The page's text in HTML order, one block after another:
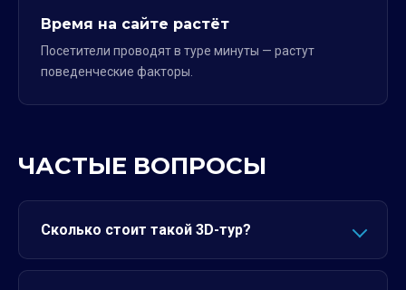
Время на сайте растёт
Посетители проводят в туре минуты — растут
поведенческие факторы.
ЧАСТЫЕ ВОПРОСЫ
Сколько стоит такой 3D-тур?